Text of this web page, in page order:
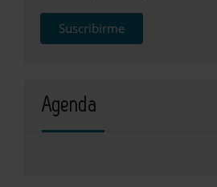
Suscribirme
Agenda